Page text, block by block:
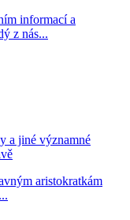
informací a
z nás...
a jiné významné
aristokratkám